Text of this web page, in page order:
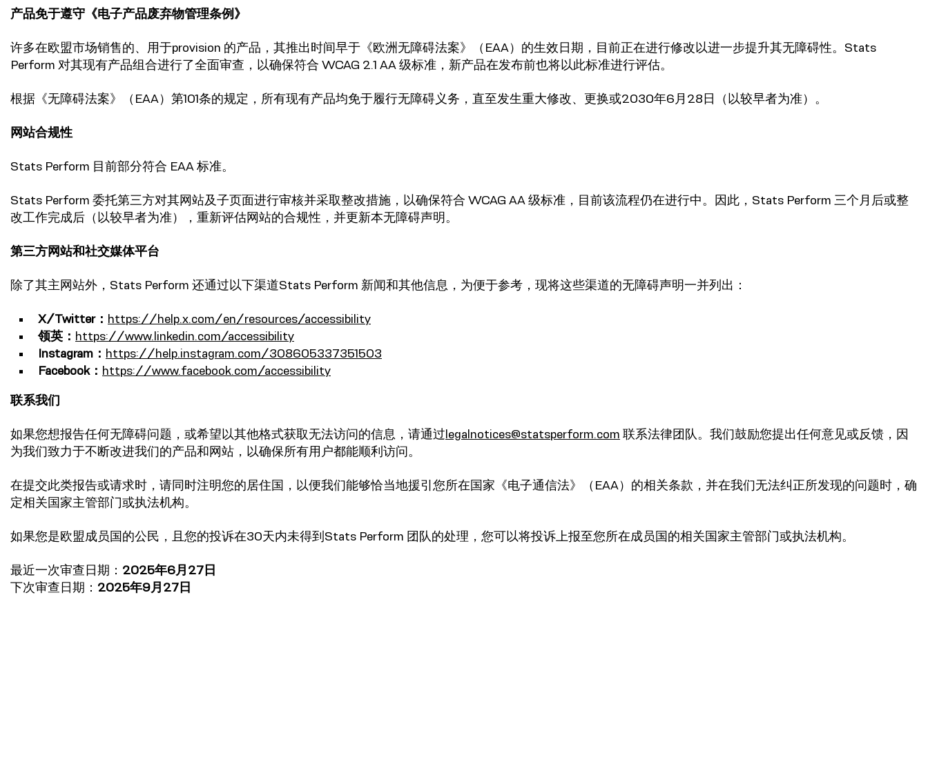
产品免于遵守《电子产品废弃物管理条例》
许多在欧盟市场销售的、用于provision 的产品，其推出时间早于《欧洲无障碍法案》（EAA）的生效日期，目前正在进行修改以进一步提升其无障碍性。Stats
Perform 对其现有产品组合进行了全面审查，以确保符合 WCAG 2.1 AA 级标准，新产品在发布前也将以此标准进行评估。
根据《无障碍法案》（EAA）第101条的规定，所有现有产品均免于履行无障碍义务，直至发生重大修改、更换或2030年6月28日（以较早者为准）。
网站合规性
Stats Perform 目前部分符合 EAA 标准。
Stats Perform 委托第三方对其网站及子页面进行审核并采取整改措施，以确保符合 WCAG AA 级标准，目前该流程仍在进行中。因此，Stats Perform 三个月后或整
改工作完成后（以较早者为准），重新评估网站的合规性，并更新本无障碍声明。
第三方网站和社交媒体平台
除了其主网站外，Stats Perform 还通过以下渠道Stats Perform 新闻和其他信息，为便于参考，现将这些渠道的无障碍声明一并列出：
X/Twitter： https://help.x.com/en/resources/accessibility
领英： https://www.linkedin.com/accessibility
Instagram： https://help.instagram.com/308605337351503
Facebook： https://www.facebook.com/accessibility
联系我们
如果您想报告任何无障碍问题，或希望以其他格式获取无法访问的信息，请通过 legalnotices@statsperform.com 联系法律团队。我们鼓励您提出任何意见或反馈，因
为我们致力于不断改进我们的产品和网站，以确保所有用户都能顺利访问。
在提交此类报告或请求时，请同时注明您的居住国，以便我们能够恰当地援引您所在国家《电子通信法》（EAA）的相关条款，并在我们无法纠正所发现的问题时，确
定相关国家主管部门或执法机构。
如果您是欧盟成员国的公民，且您的投诉在30天内未得到Stats Perform 团队的处理，您可以将投诉上报至您所在成员国的相关国家主管部门或执法机构。
最近一次审查日期： 2025年6月27日
下次审查日期： 2025年9月27日